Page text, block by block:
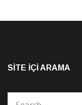
SITE İÇI ARAMA